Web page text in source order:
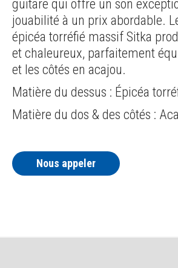
guitare qui offre un son
jouabilité à un prix abordable.
épicéa torréfié massif Sitka
et chaleureux, parfaitement
et les côtés en acajou.
Matière du dessus : Épicéa
Matière du dos & des côtés :
Nous appeler